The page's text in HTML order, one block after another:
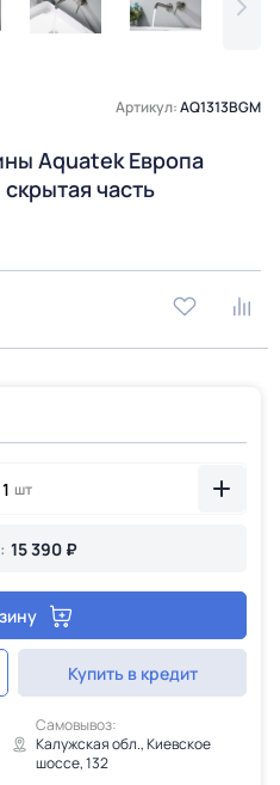
Артикул:AQ1313BGM
Aquatek Европа
часть
шт
15 390 ₽
Купить в кредит
Самовывоз:
Калужская обл., Киевское
шоссе, 132